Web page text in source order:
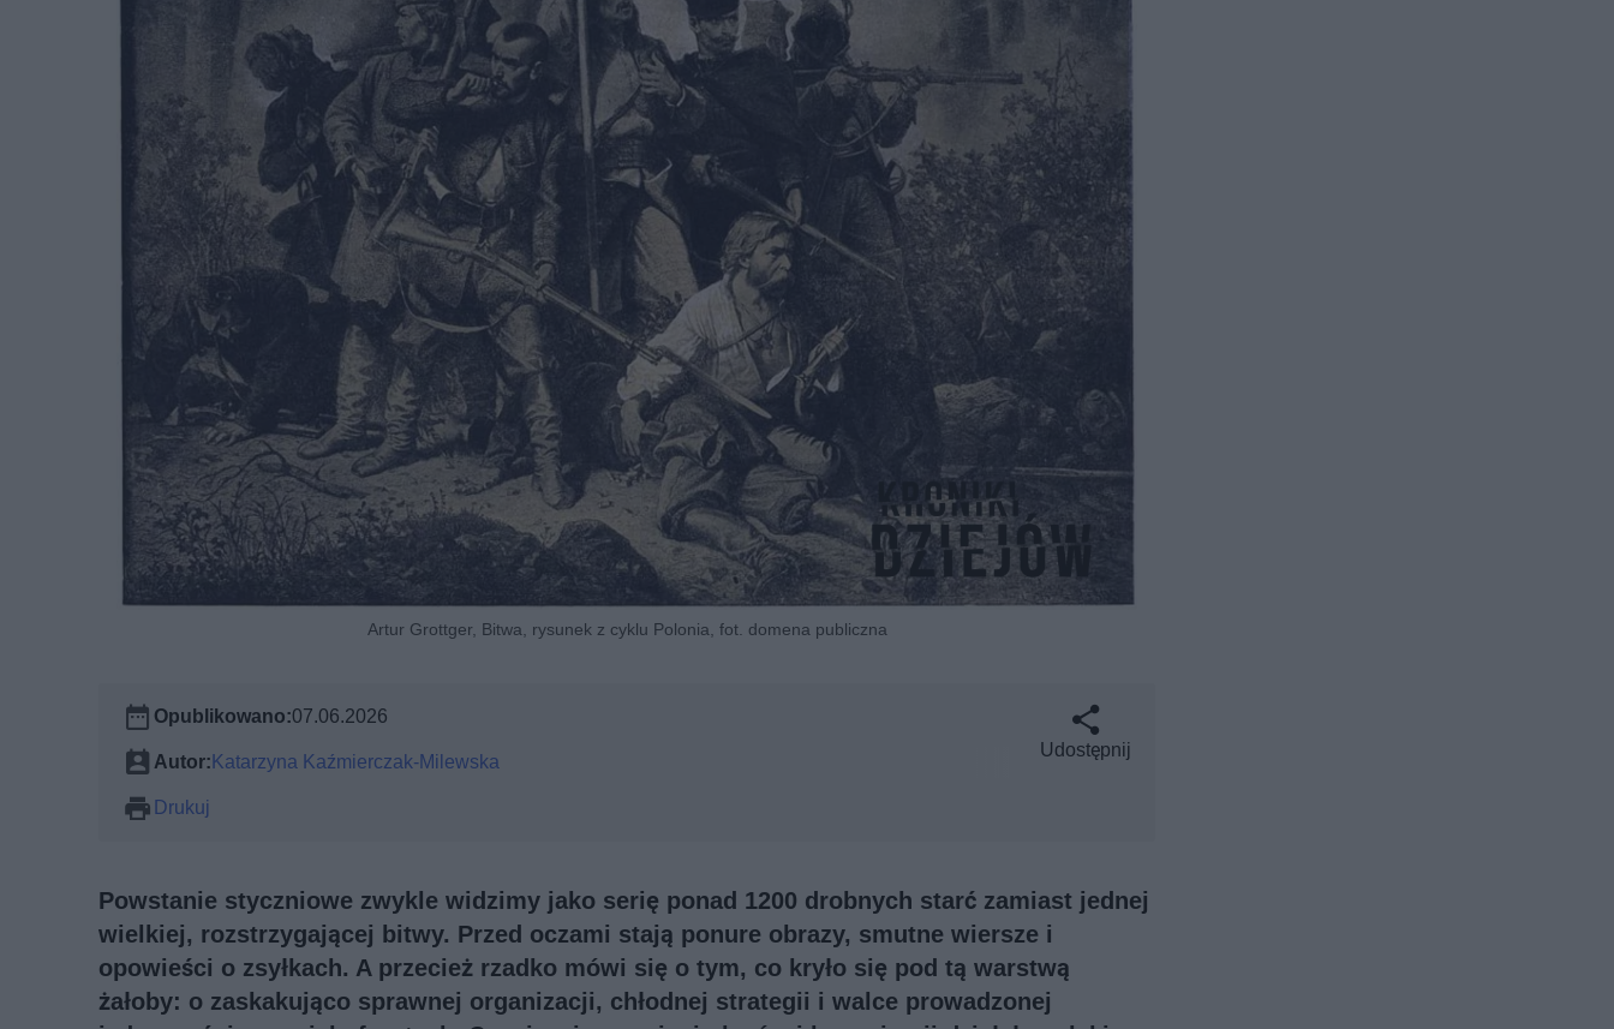
Artur Grottger, Bitwa, rysunek z cyklu Polonia, fot. domena publiczna
Opublikowano:07.06.2026
Autor:Katarzyna Kaźmierczak-Milewska
Drukuj
Udostępnij
Powstanie styczniowe zwykle widzimy jako serię ponad 1200 drobnych starć zamiast jednej
wielkiej, rozstrzygającej bitwy. Przed oczami stają ponure obrazy, smutne wiersze i
opowieści o zsyłkach. A przecież rzadko mówi się o tym, co kryło się pod tą warstwą
żałoby: o zaskakująco sprawnej organizacji, chłodnej strategii i walce prowadzonej